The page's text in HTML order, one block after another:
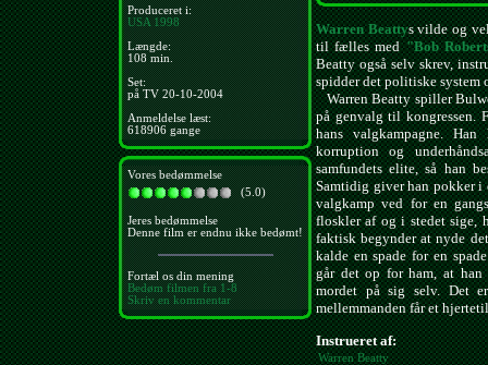
Produceret i:
USA 1998
Længde:
108 min.
Set:
på TV 20-10-2004
Anmeldelse læst:
618906 gange
Vores bedømmelse
(5.0)
Jeres bedømmelse
Denne film er endnu ikke bedømt!
Fortæl os din mening
Bedøm filmen fra 1-8
Skriv en kommentar
Warren Beattys vilde og
til fælles med"Bob
Beatty også selv skrev,
spidder det politiske
Warren Beatty spiller
på genvalg til kongressen.
hans valgkampagne.
korruption og
samfundets elite, så han
Samtidig giver han pokker i
valgkamp ved for en
floskler af og i stedet sige,
faktisk begynder at nyde
kalde en spade for en
går det op for ham, at
mordet på sig selv. Det
mellemmanden får et
Instrueret af:
Warren Beatty